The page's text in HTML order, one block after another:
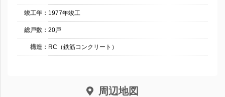
竣工年： 1977年竣工
総戸数： 20戸
構造： RC（鉄筋コンクリート）
周辺地図